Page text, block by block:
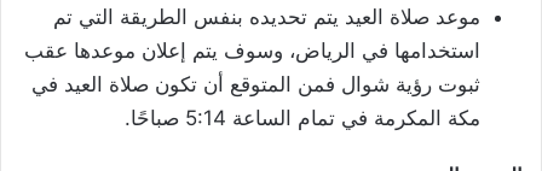
موعد صلاة العيد يتم تحديده بنفس الطريقة التي تم
استخدامها في الرياض، وسوف يتم إعلان موعدها عقب
ثبوت رؤية شوال فمن المتوقع أن تكون صلاة العيد في
مكة المكرمة في تمام الساعة 5:14 صباحًا.